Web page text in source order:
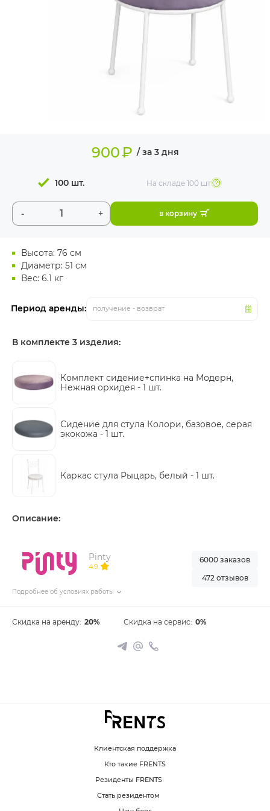
Высота: 76 см
Диаметр: 51 см
Вес: 6.1 кг
Период аренды: получение - возврат
900₽ / за 3 дня
- +
100 шт. На складе100 шт
в корзину
В комплекте 3 изделия:
Комплект сидение+спинка на Модерн,
Нежная орхидея - 1 шт.
Сидение для стула Колори, базовое, серая
экокожа - 1 шт.
Каркас стула Рыцарь, белый - 1 шт.
Описание:
Pinty
4.9
Подробнее об условиях работы
6000 заказов
472 отзывов
Скидка на аренду: 20% Скидка на сервис: 0%
Клиентская поддержка
Кто такие FRENTS
Резиденты FRENTS
Стать резидентом